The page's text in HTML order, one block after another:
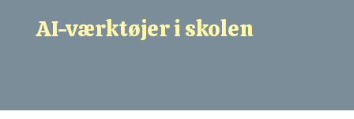
AI-værktøjer i skolen